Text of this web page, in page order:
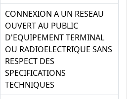
CONNEXION A UN RESEAU
OUVERT AU PUBLIC
D'EQUIPEMENT TERMINAL
OU RADIOELECTRIQUE SANS
RESPECT DES
SPECIFICATIONS
TECHNIQUES